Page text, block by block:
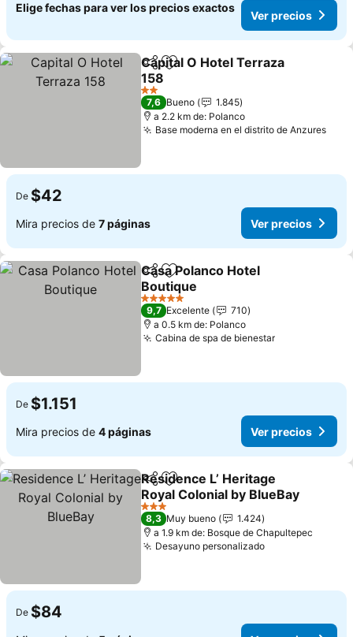
Elige fechas para ver los precios exactos
Ver precios
CompartirAgregar a favoritos
Capital O Hotel Terraza
158
2 Estrellas
7,6 Bueno
1.845
a 2.2 km de: Polanco
Base moderna en el distrito de Anzures
De $42
Mira precios de 7 páginas Ver precios
CompartirAgregar a favoritos
Casa Polanco Hotel
Boutique
5 Estrellas
9,7 Excelente
710
a 0.5 km de: Polanco
Cabina de spa de bienestar
De $1.151
Mira precios de 4 páginas Ver precios
CompartirAgregar a favoritos
Residence L’ Heritage
Royal Colonial by BlueBay
3 Estrellas
8,3 Muy bueno
1.424
a 1.9 km de: Bosque de Chapultepec
Desayuno personalizado
De $84